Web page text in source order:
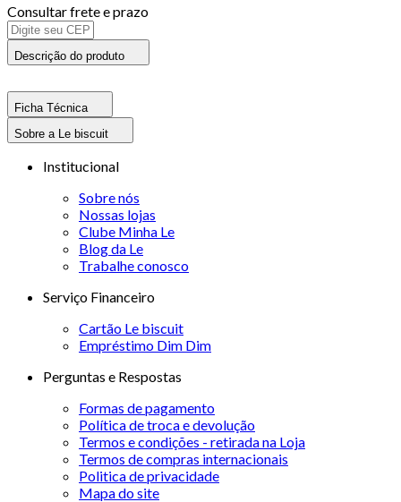
Consultar frete e prazo
Descrição do produto
Ficha Técnica
Sobre a Le biscuit
Institucional
Sobre nós
Nossas lojas
Clube Minha Le
Blog da Le
Trabalhe conosco
Serviço Financeiro
Cartão Le biscuit
Empréstimo Dim Dim
Perguntas e Respostas
Formas de pagamento
Política de troca e devolução
Termos e condições - retirada na Loja
Termos de compras internacionais
Politica de privacidade
Mapa do site